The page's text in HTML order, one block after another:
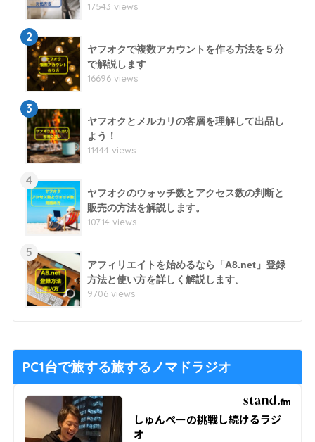
17543 views
2
ヤフオクで複数アカウントを作る方法を５分
で解説します
16696 views
3
ヤフオクとメルカリの客層を理解して出品し
よう！
11444 views
4
ヤフオクのウォッチ数とアクセス数の判断と
販売の方法を解説します。
10714 views
5
アフィリエイトを始めるなら「A8.net」登録
方法と使い方を詳しく解説します。
9706 views
PC1台で旅する旅するノマドラジオ